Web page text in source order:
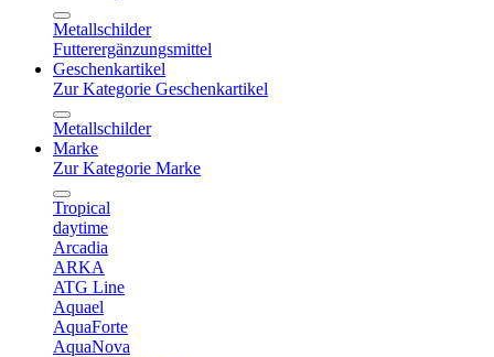
Metallschilder
Futterergänzungsmittel
Geschenkartikel
Zur Kategorie Geschenkartikel
Metallschilder
Marke
Zur Kategorie Marke
Tropical
daytime
Arcadia
ARKA
ATG Line
Aquael
AquaForte
AquaNova